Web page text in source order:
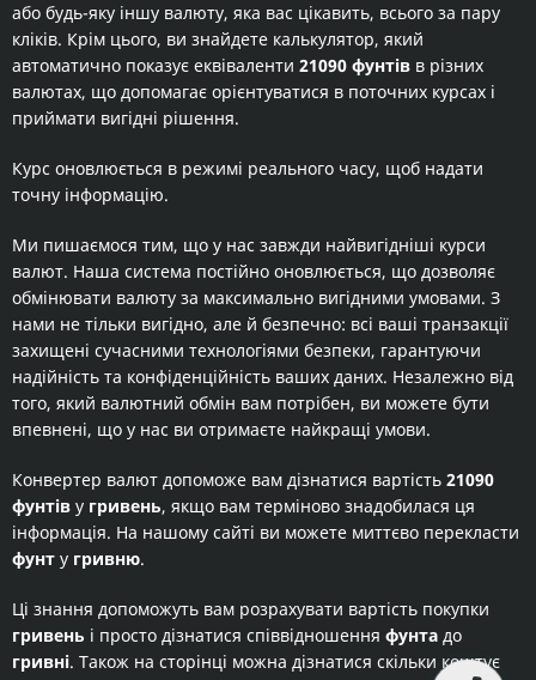
або будь-яку іншу валюту, яка вас цікавить, всього за пару
кліків. Крім цього, ви знайдете калькулятор, який
автоматично показує еквіваленти 21090 фунтів в різних
валютах, що допомагає орієнтуватися в поточних курсах і
приймати вигідні рішення.
Курс оновлюється в режимі реального часу, щоб надати
точну інформацію.
Ми пишаємося тим, що у нас завжди найвигідніші курси
валют. Наша система постійно оновлюється, що дозволяє
обмінювати валюту за максимально вигідними умовами. З
нами не тільки вигідно, але й безпечно: всі ваші транзакції
захищені сучасними технологіями безпеки, гарантуючи
надійність та конфіденційність ваших даних. Незалежно від
того, який валютний обмін вам потрібен, ви можете бути
впевнені, що у нас ви отримаєте найкращі умови.
Конвертер валют допоможе вам дізнатися вартість 21090
фунтів у гривень, якщо вам терміново знадобилася ця
інформація. На нашому сайті ви можете миттєво перекласти
фунт у гривню.
Ці знання допоможуть вам розрахувати вартість покупки
гривень і просто дізнатися співвідношення фунта до
гривні. Також на сторінці можна дізнатися скільки коштує